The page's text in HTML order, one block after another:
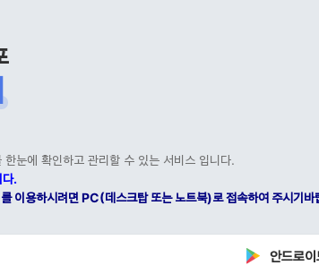
눈에 확인하고 관리할 수 있는 서비스 입니다.
.
하시려면 PC(데스크탑 또는 노트북)로 접속하여 주시기바
안드로